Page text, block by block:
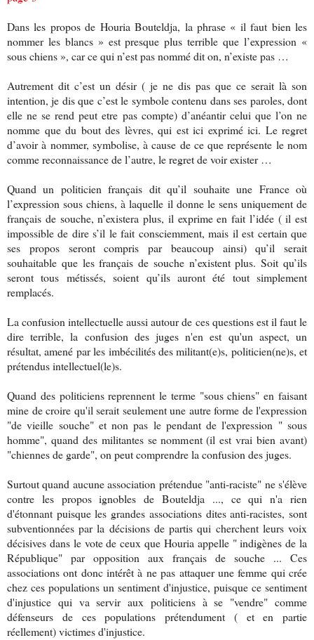
Dans les propos de Houria Bouteldja, la phrase « il faut bien les
nommer les blancs » est presque plus terrible que l’expression «
sous chiens », car ce qui n’est pas nommé dit on, n’existe pas …
Autrement dit c’est un désir ( je ne dis pas que ce serait là son
intention, je dis que c’est le symbole contenu dans ses paroles, dont
elle ne se rend peut etre pas compte) d’anéantir celui que l’on ne
nomme que du bout des lèvres, qui est ici exprimé ici. Le regret
d’avoir à nommer, symbolise, à cause de ce que représente le nom
comme reconnaissance de l’autre, le regret de voir exister …
Quand un politicien français dit qu’il souhaite une France où
l’expression sous chiens, à laquelle il donne le sens uniquement de
français de souche, n’existera plus, il exprime en fait l’idée ( il est
impossible de dire s’il le fait consciemment, mais il est certain que
ses propos seront compris par beaucoup ainsi) qu’il serait
souhaitable que les français de souche n’existent plus. Soit qu’ils
seront tous métissés, soient qu’ils auront été tout simplement
remplacés.
La confusion intellectuelle aussi autour de ces questions est il faut le
dire terrible, la confusion des juges n'en est qu'un aspect, un
résultat, amené par les imbécilités des militant(e)s, politicien(ne)s, et
prétendus intellectuel(le)s.
Quand des politiciens reprennent le terme "sous chiens" en faisant
mine de croire qu'il serait seulement une autre forme de l'expression
"de vieille souche" et non pas le pendant de l'expression " sous
homme", quand des militantes se nomment (il est vrai bien avant)
"chiennes de garde", on peut comprendre la confusion des juges.
Surtout quand aucune association prétendue "anti-raciste" ne s'élève
contre les propos ignobles de Bouteldja ..., ce qui n'a rien
d'étonnant puisque les grandes associations dites anti-racistes, sont
subventionnées par la décisions de partis qui cherchent leurs voix
décisives dans le vote de ceux que Houria appelle " indigènes de la
République" par opposition aux français de souche ... Ces
associations ont donc intérêt à ne pas attaquer une femme qui crée
chez ces populations un sentiment d'injustice, puisque ce sentiment
d'injustice qui va servir aux politiciens à se "vendre" comme
défenseurs de ces populations prétendument ( et en partie
réellement) victimes d'injustice.